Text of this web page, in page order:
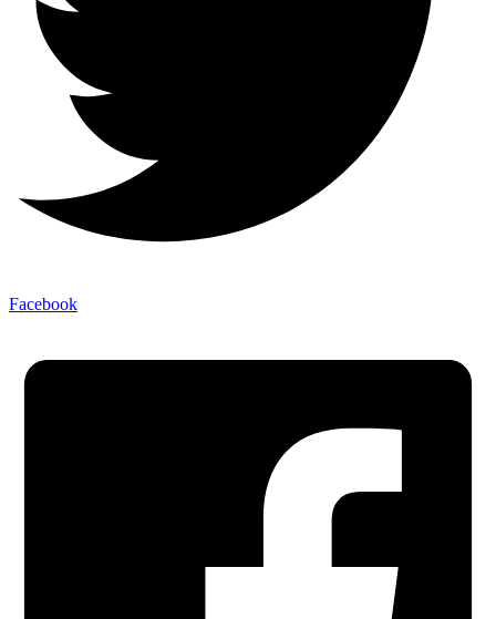
Facebook